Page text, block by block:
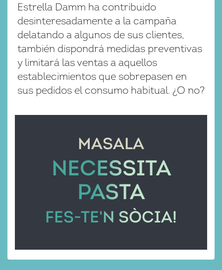
Estrella Damm ha contribuido
desinteresadamente a la campaña
delatando a algunos de sus clientes,
también dispondrá medidas preventivas
y limitará las ventas a aquellos
establecimientos que sobrepasen en
sus pedidos el consumo habitual. ¿O no?
MASALA
NECESSITA
PASTA
FES-TE'N SÒCIA!